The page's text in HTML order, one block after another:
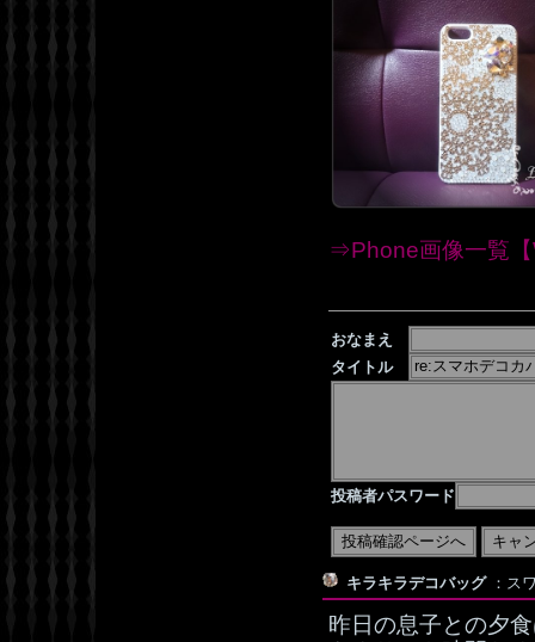
⇒Phone画像一覧
おなまえ
タイトル
投稿者パスワード
キラキラデコバッグ ：ス
昨日の息子との夕